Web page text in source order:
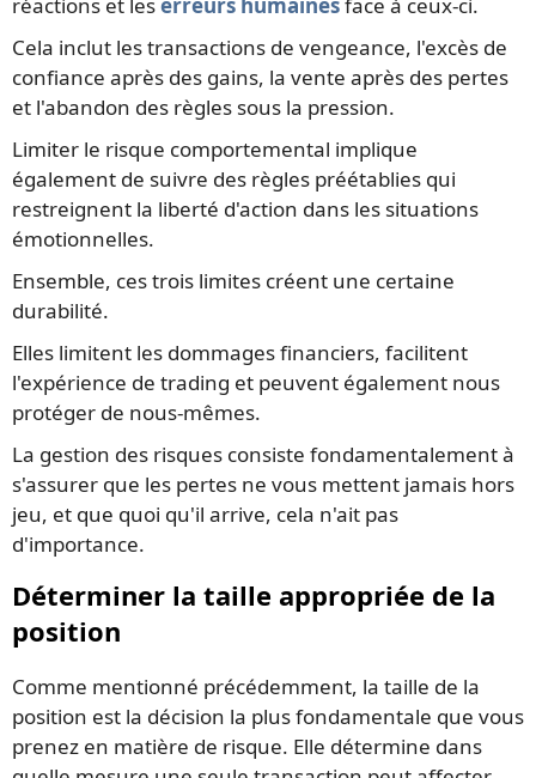
réactions et leserreurs humainesface à ceux-ci.
Cela inclut les transactions de vengeance, l'excès de
confiance après des gains, la vente après des pertes
et l'abandon des règles sous la pression.
Limiter le risque comportemental implique
également de suivre des règles préétablies qui
restreignent la liberté d'action dans les situations
émotionnelles.
Ensemble, ces trois limites créent une certaine
durabilité.
Elles limitent les dommages financiers, facilitent
l'expérience de trading et peuvent également nous
protéger de nous-mêmes.
La gestion des risques consiste fondamentalement à
s'assurer que les pertes ne vous mettent jamais hors
jeu, et que quoi qu'il arrive, cela n'ait pas
d'importance.
Déterminer la taille appropriée de la
position
Comme mentionné précédemment, la taille de la
position est la décision la plus fondamentale que vous
prenez en matière de risque. Elle détermine dans